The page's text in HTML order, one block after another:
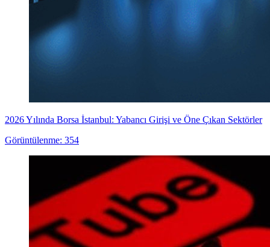
2026 Yılında Borsa İstanbul: Yabancı Girişi ve Öne Çıkan Sektörler
Görüntülenme: 354